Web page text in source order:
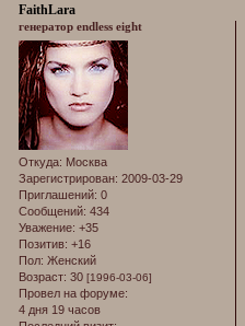
FaithLara
генератор endless eight
Откуда: Москва
Зарегистрирован: 2009-03-29
Приглашений: 0
Сообщений: 434
Уважение: +35
Позитив: +16
Пол: Женский
Возраст: 30 [1996-03-06]
Провел на форуме:
4 дня 19 часов